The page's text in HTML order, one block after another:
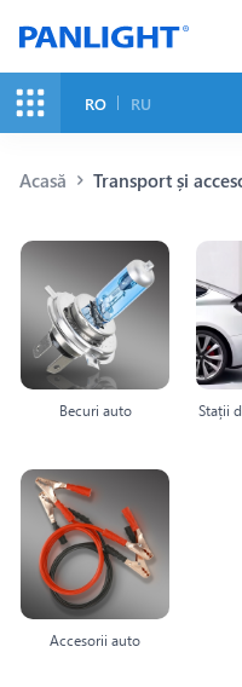
RO RU
Acasă Transport și
Becuri auto Stații
Accesorii auto